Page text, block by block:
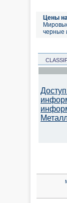
Цены
черные